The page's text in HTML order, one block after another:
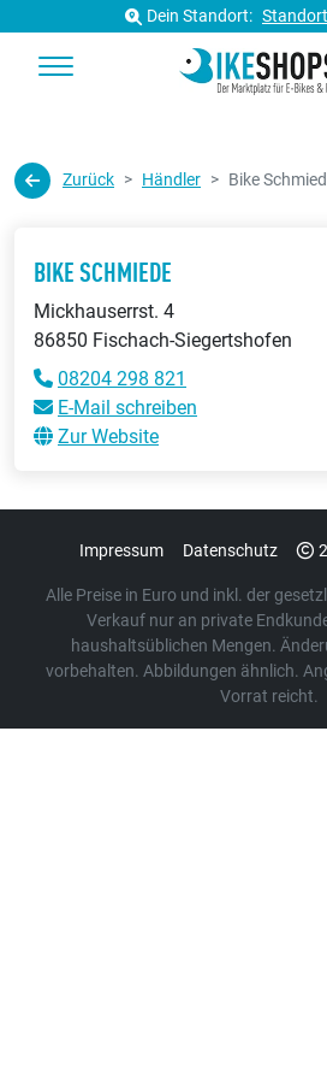
Dein Standort:
Zurück Händler Bike
BIKE SCHMIEDE
Mickhauserrst. 4
86850 Fischach-Siegertshofen
08204 298 821
E-Mail schreiben
Zur Website
Impressum Datenschutz
Alle Preise in Euro und inkl. der
Verkauf nur an private
haushaltsüblichen Mengen.
vorbehalten. Abbildungen ähnlich.
Vorrat reicht.